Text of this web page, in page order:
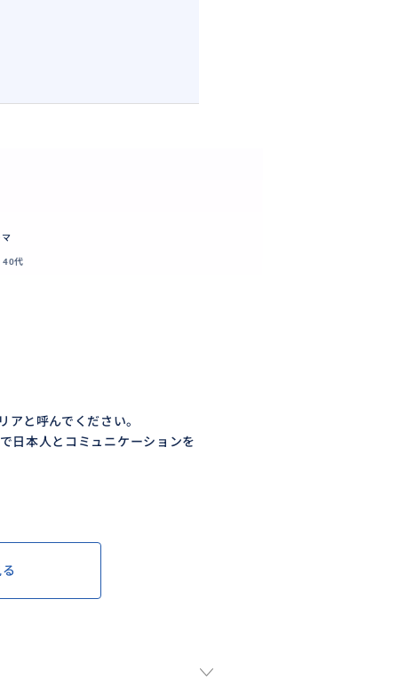
マ
40代
と呼んでください。
日本人とコミュニケーションを